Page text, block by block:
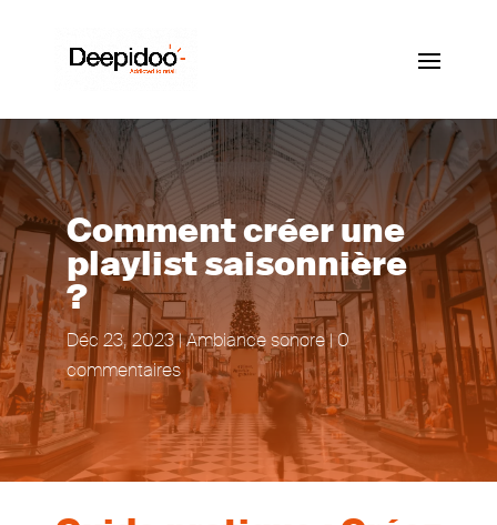
Comment créer une
playlist saisonnière
?
Déc 23, 2023|Ambiance sonore|0
commentaires